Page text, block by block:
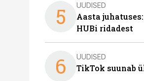
5 UUDISED
Aasta
HUBi ridadest
6 UUDISED
TikTok suunab